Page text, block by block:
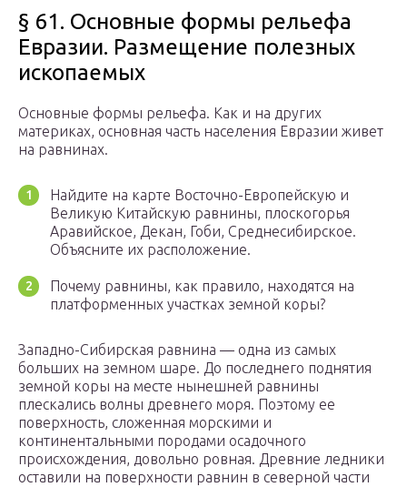
§ 61. Основные формы рельефа
Евразии. Размещение полезных
ископаемых
Основные формы рельефа. Как и на других
материках, основная часть населения Евразии живет
на равнинах.
Найдите на карте Восточно-Европейскую и
Великую Китайскую равнины, плоскогорья
Аравийское, Декан, Гоби, Среднесибирское.
Объясните их расположение.
Почему равнины, как правило, находятся на
платформенных участках земной коры?
Западно-Сибирская равнина — одна из самых
больших на земном шаре. До последнего поднятия
земной коры на месте нынешней равнины
плескались волны древнего моря. Поэтому ее
поверхность, сложенная морскими и
континентальными породами осадочного
происхождения, довольно ровная. Древние ледники
оставили на поверхности равнин в северной части